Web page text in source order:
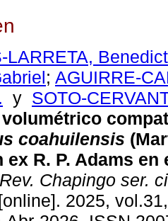
LARRETA,
; AGUIRRE-
y SOTO-
coahuilensis
ex R. P. Adams en
Rev. Chapingo ser.
2025,